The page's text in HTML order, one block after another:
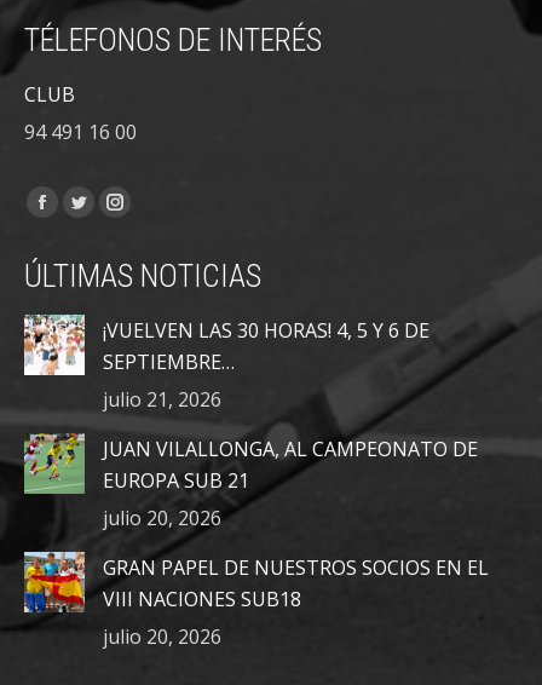
TÉLEFONOS DE INTERÉS
CLUB
94 491 16 00
Encuéntranos en:
Facebook
opens
in
new
window
Twitter
opens
in
new
window
Instagram
opens
new
window
ÚLTIMAS NOTICIAS
¡VUELVEN LAS 30 HORAS! 4, 5 Y 6 DE
SEPTIEMBRE…
julio 21, 2026
JUAN VILALLONGA, AL CAMPEONATO DE
EUROPA SUB 21
julio 20, 2026
GRAN PAPEL DE NUESTROS SOCIOS EN EL
VIII NACIONES SUB18
julio 20, 2026